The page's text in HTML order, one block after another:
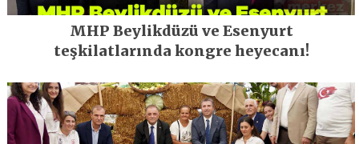
MHP Beylikdüzü ve Esenyurt
teşkilatlarında kongre heyecanı!